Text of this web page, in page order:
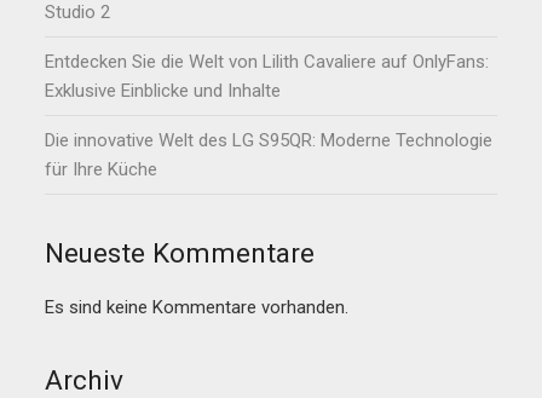
Studio 2
Entdecken Sie die Welt von Lilith Cavaliere auf OnlyFans:
Exklusive Einblicke und Inhalte
Die innovative Welt des LG S95QR: Moderne Technologie
für Ihre Küche
Neueste Kommentare
Es sind keine Kommentare vorhanden.
Archiv